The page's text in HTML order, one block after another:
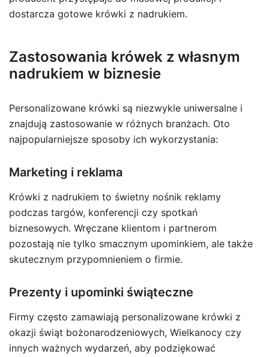
dostarcza gotowe krówki z nadrukiem.
Zastosowania krówek z własnym
nadrukiem w biznesie
Personalizowane krówki są niezwykle uniwersalne i
znajdują zastosowanie w różnych branżach. Oto
najpopularniejsze sposoby ich wykorzystania:
Marketing i reklama
Krówki z nadrukiem to świetny nośnik reklamy
podczas targów, konferencji czy spotkań
biznesowych. Wręczane klientom i partnerom
pozostają nie tylko smacznym upominkiem, ale także
skutecznym przypomnieniem o firmie.
Prezenty i upominki świąteczne
Firmy często zamawiają personalizowane krówki z
okazji świąt bożonarodzeniowych, Wielkanocy czy
innych ważnych wydarzeń, aby podziękować